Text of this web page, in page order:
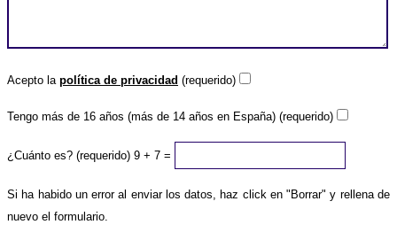
Acepto la política de privacidad (requerido)
Tengo más de 16 años (más de 14 años en España) (requerido)
¿Cuánto es? (requerido) 9 + 7 =
Si ha habido un error al enviar los datos, haz click en "Borrar" y rellena de
nuevo el formulario.